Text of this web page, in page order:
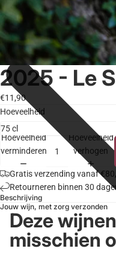
2025 - Le
€11,90
Hoeveelheid
Hoeveelheid
verminderen
Hoeveelheid
verhogen
Gratis verzending vanaf
Retourneren binnen 30
Beschrijving
Jouw wijn, met zorg verzonden
Deze
misschien